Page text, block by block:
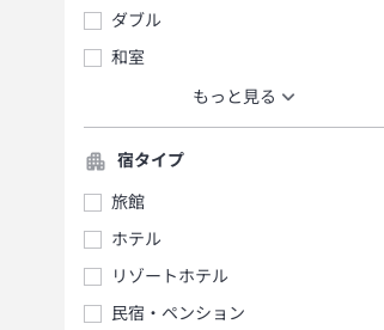
ダブル
和室
もっと見る
宿タイプ
旅館
ホテル
リゾートホテル
民宿・ペンション